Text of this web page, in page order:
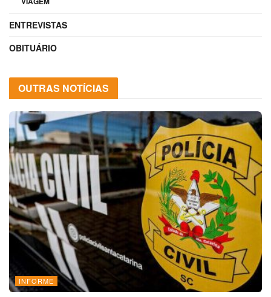
ENTREVISTAS
OBITUÁRIO
OUTRAS NOTÍCIAS
INFORME